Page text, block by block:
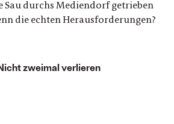
Sau durchs Mediendorf getrieben
die echten Herausforderungen?
zweimal verlieren